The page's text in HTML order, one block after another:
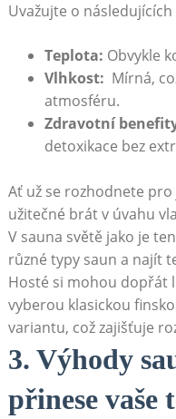
Uvažujte⁣ o⁢
Teplota: Obvykle
Vlhkost:
Mírná,
atmosféru.
Zdravotní
detoxikace bez
Ať už se rozhodnete
užitečné‍ brát⁢ v úvahu
V sauna⁤ světě jako⁤ je
⁢různé typy saun a najít
Hosté si⁤ mohou dopřát
vyberou klasickou
variantu, což ⁣zajišťuje
3. Výhody
přinese vaše